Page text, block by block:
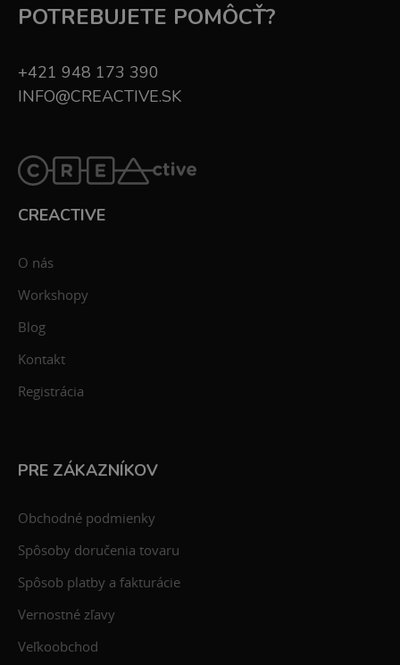
POTREBUJETE POMÔCŤ?
+421 948 173 390
INFO@CREACTIVE.SK
CREACTIVE
O nás
Workshopy
Blog
Kontakt
Registrácia
PRE ZÁKAZNÍKOV
Obchodné podmienky
Spôsoby doručenia tovaru
Spôsob platby a fakturácie
Vernostné zľavy
Veľkoobchod